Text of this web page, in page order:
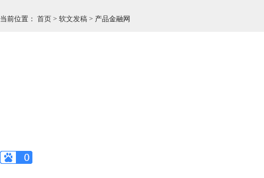
当前位置 ： 首页 > 软文发稿 > 产品金融网